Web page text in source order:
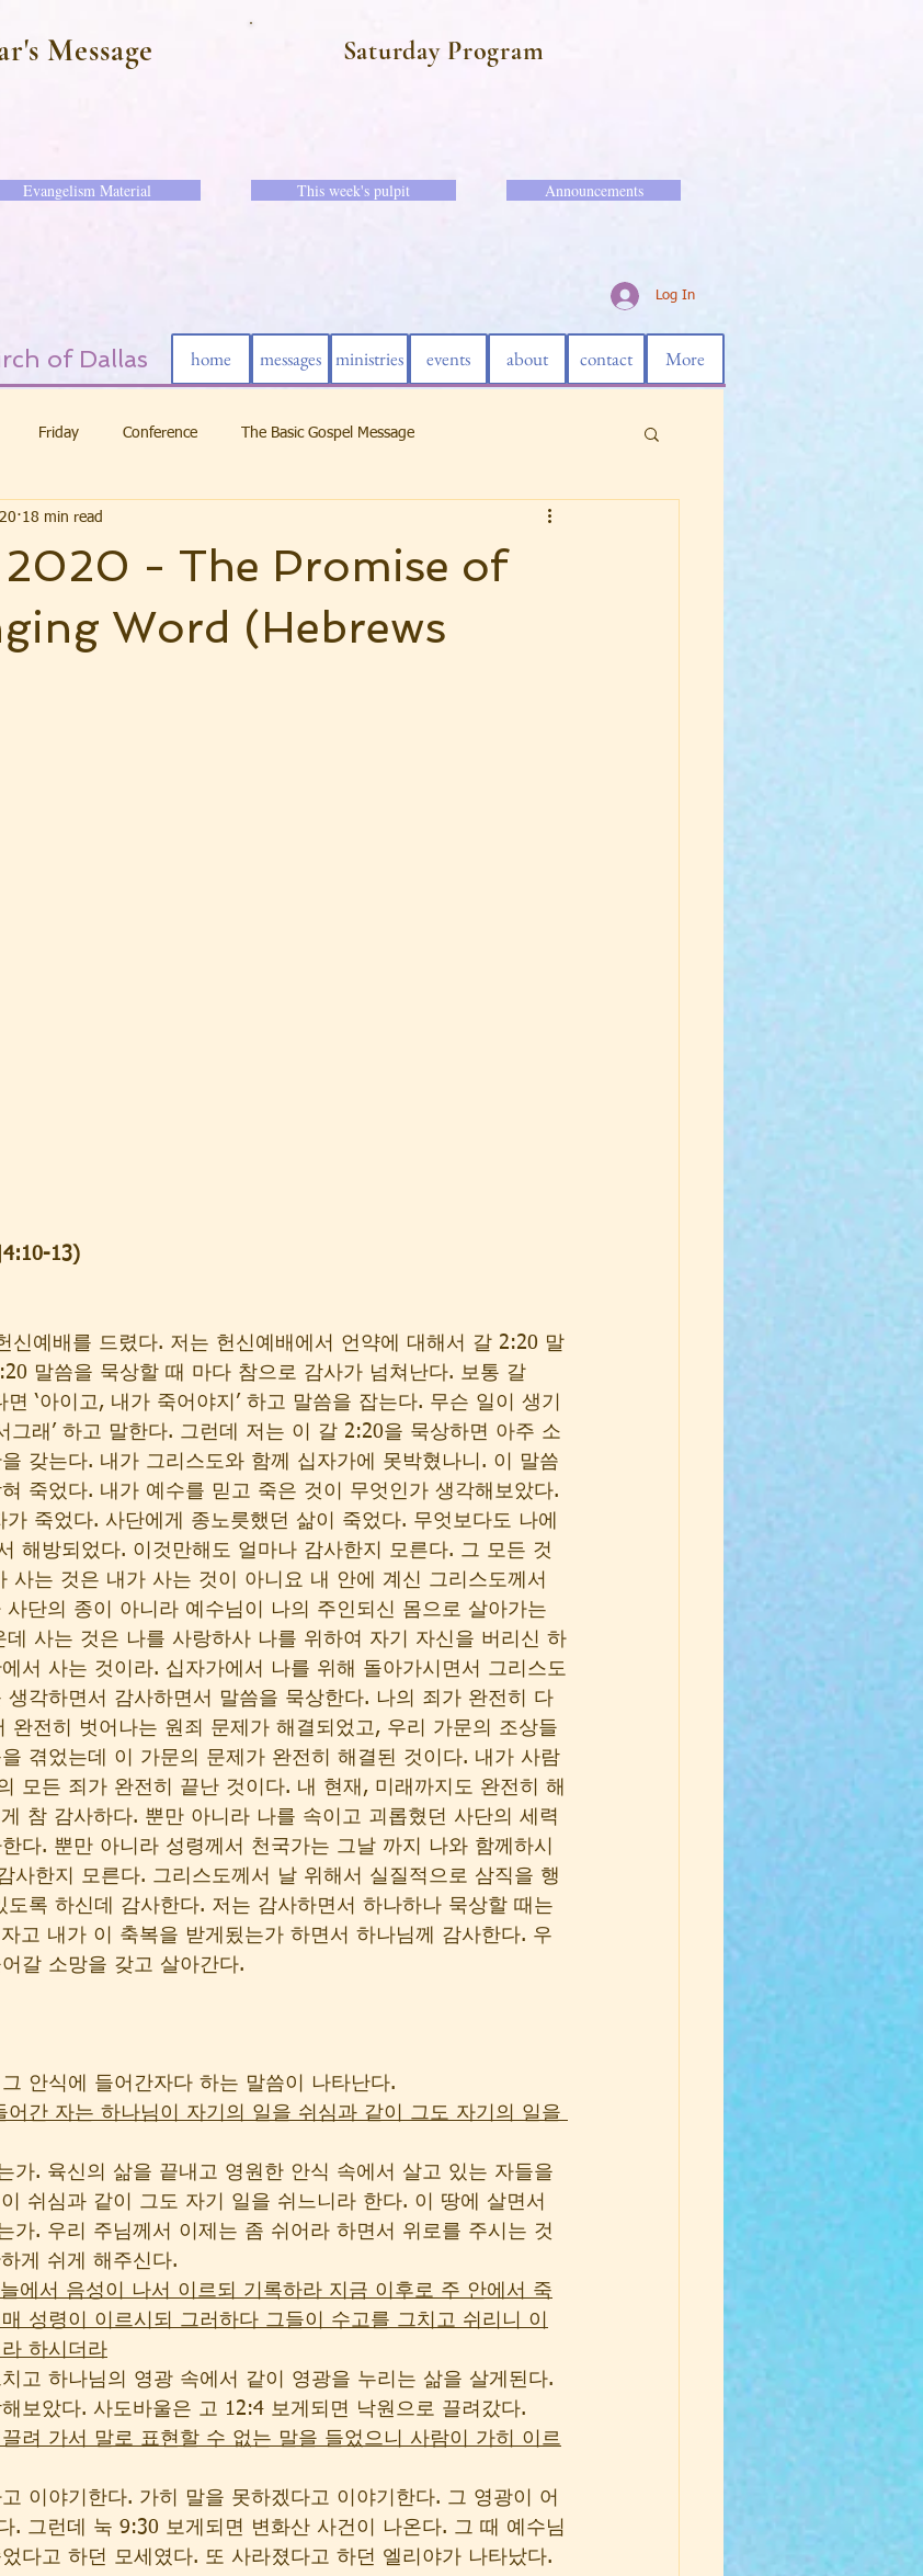
Message Saturday Program
Evangelism Material This week's pulpit Announcements
Log In
of Dallas home messages ministries events about contact More
Friday Conference The Basic Gospel Message
- The Promise of
Word (Hebrews
18 min read
4:10-13)
신예배를 드렸다. 저는 헌신예배에서 언약에 대해서 갈 2:20 말
말씀을 묵상할 때 마다 참으로 감사가 넘쳐난다. 보통 갈
‘아이고, 내가 죽어야지’ 하고 말씀을 잡는다. 무슨 일이 생기
그래’ 하고 말한다. 그런데 저는 이 갈 2:20을 묵상하면 아주 소
갖는다. 내가 그리스도와 함께 십자가에 못박혔나니. 이 말씀
죽었다. 내가 예수를 믿고 죽은 것이 무엇인가 생각해보았다.
죽었다. 사단에게 종노릇했던 삶이 죽었다. 무엇보다도 나에
해방되었다. 이것만해도 얼마나 감사한지 모른다. 그 모든 것
사는 것은 내가 사는 것이 아니요 내 안에 계신 그리스도께서
단의 종이 아니라 예수님이 나의 주인되신 몸으로 살아가는
사는 것은 나를 사랑하사 나를 위하여 자기 자신을 버리신 하
서 사는 것이라. 십자가에서 나를 위해 돌아가시면서 그리스도
각하면서 감사하면서 말씀을 묵상한다. 나의 죄가 완전히 다
완전히 벗어나는 원죄 문제가 해결되었고, 우리 가문의 조상들
겪었는데 이 가문의 문제가 완전히 해결된 것이다. 내가 사람
모든 죄가 완전히 끝난 것이다. 내 현재, 미래까지도 완전히 해
참 감사하다. 뿐만 아니라 나를 속이고 괴롭혔던 사단의 세력
다. 뿐만 아니라 성령께서 천국가는 그날 까지 나와 함께하시
사한지 모른다. 그리스도께서 날 위해서 실질적으로 삼직을 행
록 하신데 감사한다. 저는 감사하면서 하나하나 묵상할 때는
고 내가 이 축복을 받게됬는가 하면서 하나님께 감사한다. 우
갈 소망을 갖고 살아간다.
안식에 들어간자다 하는 말씀이 나타난다.
간 자는 하나님이 자기의 일을 쉬심과 같이 그도 자기의 일을
가. 육신의 삶을 끝내고 영원한 안식 속에서 살고 있는 자들을
쉬심과 같이 그도 자기 일을 쉬느니라 한다. 이 땅에 살면서
가. 우리 주님께서 이제는 좀 쉬어라 하면서 위로를 주시는 것
게 쉬게 해주신다.
에서 음성이 나서 이르되 기록하라 지금 이후로 주 안에서 죽
성령이 이르시되 그러하다 그들이 수고를 그치고 쉬리니 이
하시더라
고 하나님의 영광 속에서 같이 영광을 누리는 삶을 살게된다.
보았다. 사도바울은 고 12:4 보게되면 낙원으로 끌려갔다.
려 가서 말로 표현할 수 없는 말을 들었으니 사람이 가히 이르
이야기한다. 가히 말을 못하겠다고 이야기한다. 그 영광이 어
. 그런데 눅 9:30 보게되면 변화산 사건이 나온다. 그 때 예수님
다고 하던 모세였다. 또 사라졌다고 하던 엘리야가 나타났다.